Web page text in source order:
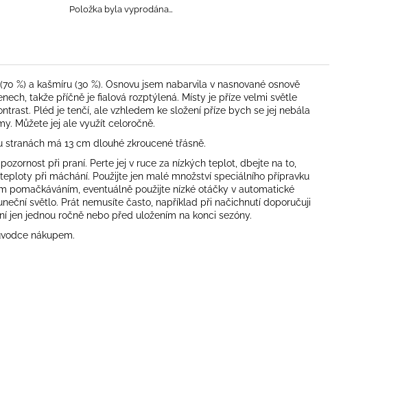
Položka byla vyprodána…
%) a kašmíru (30 %). Osnovu jsem nabarvila v nasnované osnově
takže příčně je fialová rozptýlená. Místy je příze velmi světle
Pléd je tenčí, ale vzhledem ke složení příze bych se jej nebála
Můžete jej ale využít celoročně.
má 13 cm dlouhé zkroucené třásně.
při praní. Perte jej v ruce za nízkých teplot, dbejte na to,
při máchání. Použijte jen malé množství speciálního přípravku
pomačkáváním, eventuálně použijte nízké otáčky v automatické
světlo. Prát nemusíte často, například při načichnutí doporučuji
jen jednou ročně nebo před uložením na konci sezóny.
nákupem.